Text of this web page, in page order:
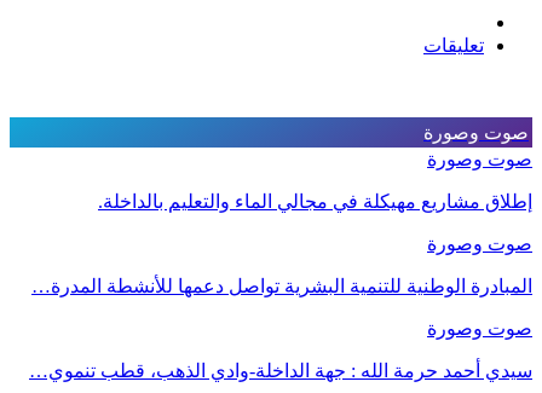
تعليقات
صوت وصورة
صوت وصورة
إطلاق مشاريع مهيكلة في مجالي الماء والتعليم بالداخلة.
صوت وصورة
المبادرة الوطنية للتنمية البشرية تواصل دعمها للأنشطة المدرة…
صوت وصورة
سيدي أحمد حرمة الله : جهة الداخلة-وادي الذهب، قطب تنموي…